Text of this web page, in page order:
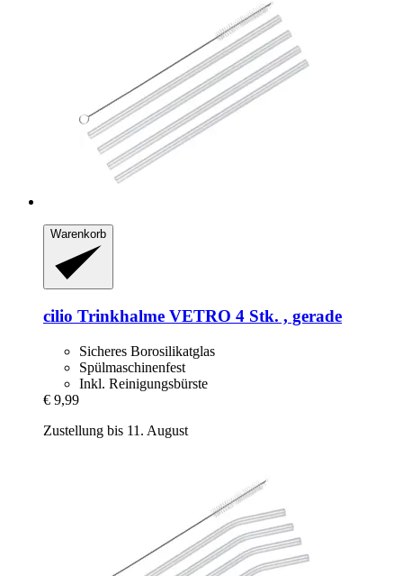
Warenkorb
cilio Trinkhalme VETRO 4 Stk. , gerade
Sicheres Borosilikatglas
Spülmaschinenfest
Inkl. Reinigungsbürste
€ 9,99
Zustellung bis 11. August